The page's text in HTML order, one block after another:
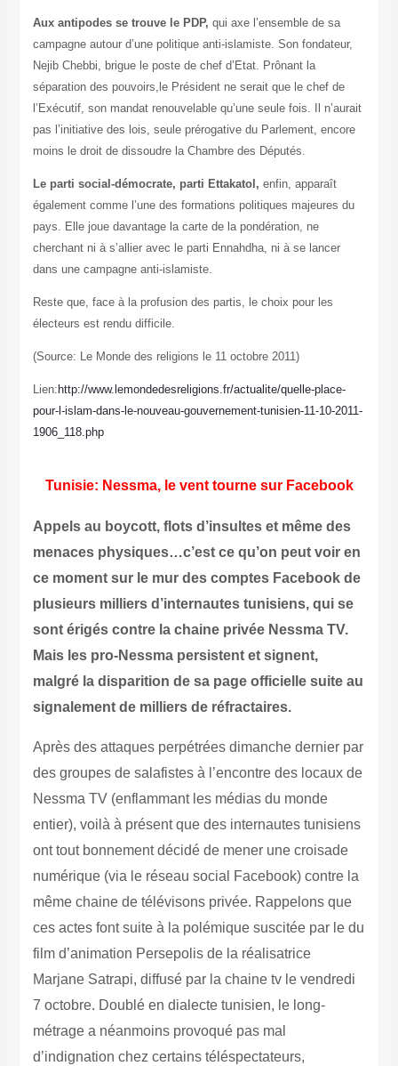
Aux antipodes se trouve le PDP, qui axe l’ensemble de sa
campagne autour d’une politique anti-islamiste. Son fondateur,
Nejib Chebbi, brigue le poste de chef d’Etat. Prônant la
séparation des pouvoirs,le Président ne serait que le chef de
l’Exécutif, son mandat renouvelable qu’une seule fois. Il n’aurait
pas l’initiative des lois, seule prérogative du Parlement, encore
moins le droit de dissoudre la Chambre des Députés.
Le parti social-démocrate, parti Ettakatol, enfin, apparaît
également comme l’une des formations politiques majeures du
pays. Elle joue davantage la carte de la pondération, ne
cherchant ni à s’allier avec le parti Ennahdha, ni à se lancer
dans une campagne anti-islamiste.
Reste que, face à la profusion des partis, le choix pour les
électeurs est rendu difficile.
(Source: Le Monde des religions le 11 octobre 2011)
Lien: http://www.lemondedesreligions.fr/actualite/quelle-place-
pour-l-islam-dans-le-nouveau-gouvernement-tunisien-11-10-2011-
1906_118.php
Tunisie: Nessma, le vent tourne sur Facebook
Appels au boycott, flots d’insultes et même des
menaces physiques…c’est ce qu’on peut voir en
ce moment sur le mur des comptes Facebook de
plusieurs milliers d’internautes tunisiens, qui se
sont érigés contre la chaine privée Nessma TV.
Mais les pro-Nessma persistent et signent,
malgré la disparition de sa page officielle suite au
signalement de milliers de réfractaires.
Après des attaques perpétrées dimanche dernier par
des groupes de salafistes à l’encontre des locaux de
Nessma TV (enflammant les médias du monde
entier), voilà à présent que des internautes tunisiens
ont tout bonnement décidé de mener une croisade
numérique (via le réseau social Facebook) contre la
même chaine de télévisons privée. Rappelons que
ces actes font suite à la polémique suscitée par le du
film d’animation Persepolis de la réalisatrice
Marjane Satrapi, diffusé par la chaine tv le vendredi
7 octobre. Doublé en dialecte tunisien, le long-
métrage a néanmoins provoqué pas mal
d’indignation chez certains téléspectateurs,